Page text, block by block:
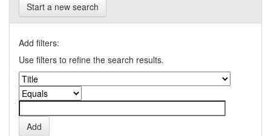
Start a new search
Add filters:
Use filters to refine the search results.